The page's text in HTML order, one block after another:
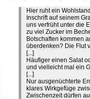
Hier ruht ein
Inschrift auf seinem
uns verfrüht unter die
zu viel Zucker im
Botschaften kommen
überdenken? Die Flut
[...]
Häufiger einen Salat
und vielleicht mal ein
[...]
Nur ausgenüchterte
klares Wirkgefüge
Zwischenzeit dürfen